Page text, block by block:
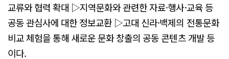
교류와 협력 확대 ▷지역문화와 관련한 자료·행사·교육 등
공동 관심사에 대한 정보교환 ▷고대 신라·백제의 전통문화
비교 체험을 통해 새로운 문화 창출의 공동 콘텐츠 개발 등
이다.